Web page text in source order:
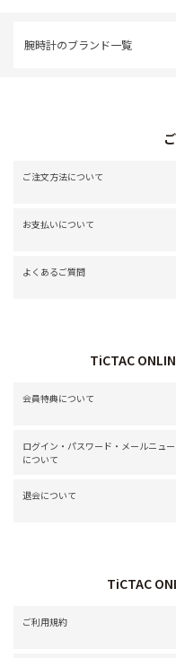
腕時計のブランド一覧
ご注文方法について
お支払いについて
よくあるご質問
TiCTAC
会員特典について
ログイン・パスワード・メールニュー
について
退会について
TiCTAC
ご利用規約